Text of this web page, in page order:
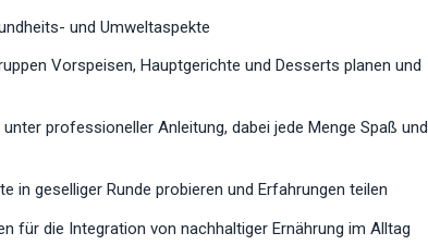
und Umweltaspekte
Vorspeisen, Hauptgerichte und Desserts planen und
professioneller Anleitung, dabei jede Menge Spaß und
in geselliger Runde probieren und Erfahrungen teilen
für die Integration von nachhaltiger Ernährung im Alltag